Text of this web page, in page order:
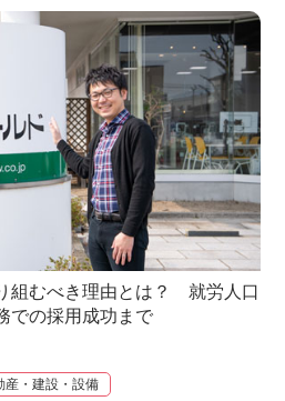
組むべき理由とは？ 就労人口
での採用成功まで
産・建設・設備